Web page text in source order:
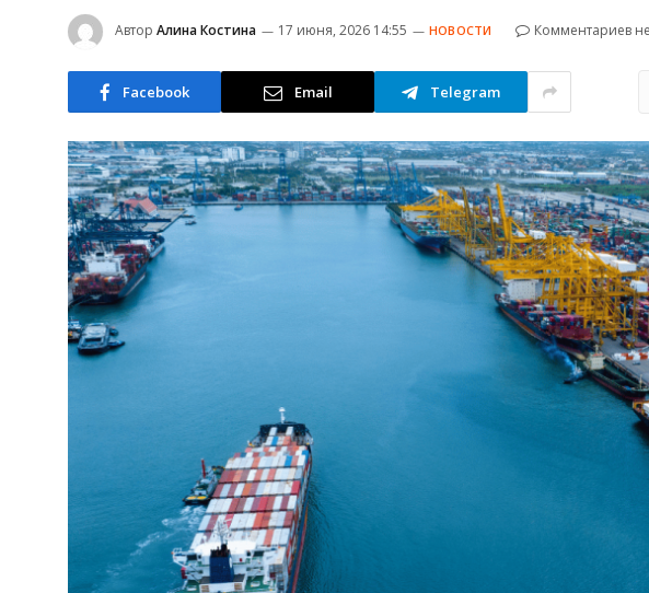
Автор Алина Костина 17 июня, 2026 14:55 НОВОСТИ Комментариев
Facebook Email Telegram